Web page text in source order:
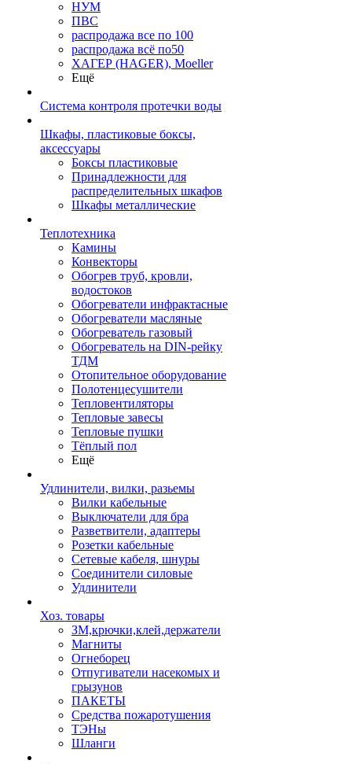
НУМ
ПВС
распродажа все по 100
распродажа всё по50
ХАГЕР (HAGER), Moeller
Ещё
Система контроля протечки воды
Шкафы, пластиковые боксы,
аксессуары
Боксы пластиковые
Принадлежности для
распределительных шкафов
Шкафы металлические
Теплотехника
Камины
Конвекторы
Обогрев труб, кровли,
водостоков
Обогреватели инфрактасные
Обогреватели масляные
Обогреватель газовый
Обогреватель на DIN-рейку
ТДМ
Отопительное оборудование
Полотенцесушители
Тепловентиляторы
Тепловые завесы
Тепловые пушки
Тёплый пол
Ещё
Удлинители, вилки, разьемы
Вилки кабельные
Выключатели для бра
Разветвители, адаптеры
Розетки кабельные
Сетевые кабеля, шнуры
Соединители силовые
Удлинители
Хоз. товары
ЗМ,крючки,клей,держатели
Магниты
Огнеборец
Отпугиватели насекомых и
грызунов
ПАКЕТЫ
Средства пожаротушения
ТЭНы
Шланги